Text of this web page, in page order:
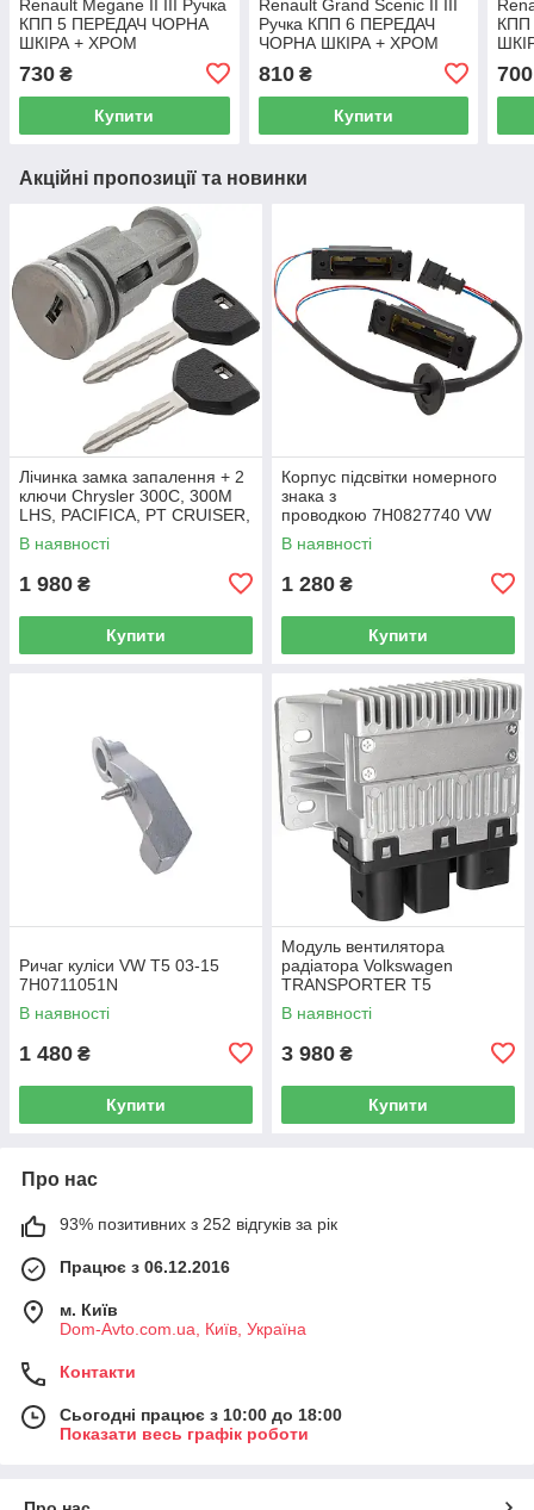
Renault Megane II III Ручка
КПП 5 ПЕРЕДАЧ ЧОРНА
ШКІРА + ХРОМ
730 ₴
Купити
Renault Grand Scenic II III
Ручка КПП 6 ПЕРЕДАЧ
ЧОРНА ШКІРА + ХРОМ
810₴
Купити
700
Акційні пропозиції та новинки
Лічинка замка запалення + 2
ключи Chrysler 300C, 300M
LHS, PACIFICA, PT CRUISER,
SEBRING 5003843AB
В наявності
1 980 ₴
Купити
Корпус підсвітки номерного
знака з
проводкою 7H0827740 VW
Caddy III (2K) 2004-2015
/ Caddy IV (SA) 2016-
В наявності
1 280 ₴
Купити
Ричаг куліси VW T5 03-15
7H0711051N
В наявності
1 480 ₴
Купити
Модуль вентилятора
радіатора Volkswagen
TRANSPORTER T5
Фургон 03-15 7H0919506D
В наявності
3 980 ₴
Купити
Про нас
93% позитивних з 252 відгуків за рік
Працює з 06.12.2016
м. Київ
Dom-Avto.com.ua, Київ, Україна
Контакти
Сьогодні працює з 10:00 до 18:00
Показати весь графік роботи